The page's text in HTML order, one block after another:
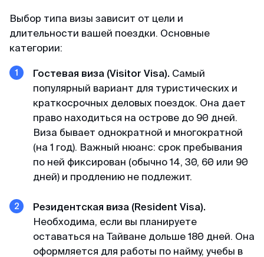
Отзыв с Telegram · 2024
Приятное общение
быстро, приятное общение через переписку,
всë разъяснили и был успех. Большое спасибо
за помощь, буду пользоваться вашим каналом
и рекомендовать своим друзьям. Огромное
спасибо 🙏💕
Елена
Оперативно
Спасибо, спасибо за оформленную визу в
Сингапур, очень оперативно, минимальный
Пользователям
Договор-оферта
Конфиденциальность
Читай также
Выбор типа визы зависит от цели и
длительности вашей поездки. Основные
категории:
Гостевая виза (Visitor Visa). Самый
популярный вариант для туристических и
краткосрочных деловых поездок. Она дает
право находиться на острове до 90 дней.
Виза бывает однократной и многократной
(на 1 год). Важный нюанс: срок пребывания
по ней фиксирован (обычно 14, 30, 60 или 90
дней) и продлению не подлежит.
Резидентская виза (Resident Visa).
Необходима, если вы планируете
оставаться на Тайване дольше 180 дней. Она
оформляется для работы по найму, учебы в